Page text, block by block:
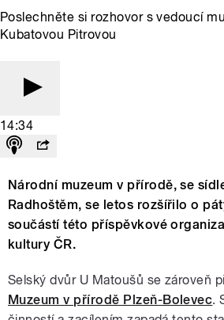
Poslechněte si rozhovor s vedoucí
Kubatovou Pitrovou
14:34
Národní muzeum v přírodě, se
Radhoštěm, se letos rozšířilo o
součástí této příspěvkové
kultury ČR.
Selský dvůr U Matoušů se zároveň
Muzeum v přírodě Plzeň-Bolevec.